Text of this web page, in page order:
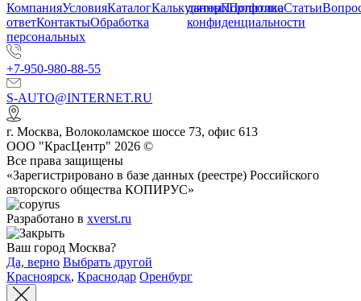
КомпанияУсловияКаталогКалькуляторПортфолиоСтатьи
ответКонтактыОбработка
персональных
данныхПолитика
конфиденциальности
+7-950-980-88-55
S-AUTO@INTERNET.RU
г. Москва, Волоколамское шоссе 73, офис 613
ООО "КрасЦентр" 2026 ©
Все права защищены
«Зарегистрировано в базе данных (реестре) Российского
авторского общества КОПИРУС»
Разработано в xverst.ru
Ваш город Москва?
Да, верно Выбрать другой
Красноярск, Краснодар Оренбург